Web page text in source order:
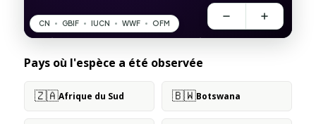
Pays où l'espèce a été observée
🇿🇦Afrique du Sud 🇧🇼Botswana